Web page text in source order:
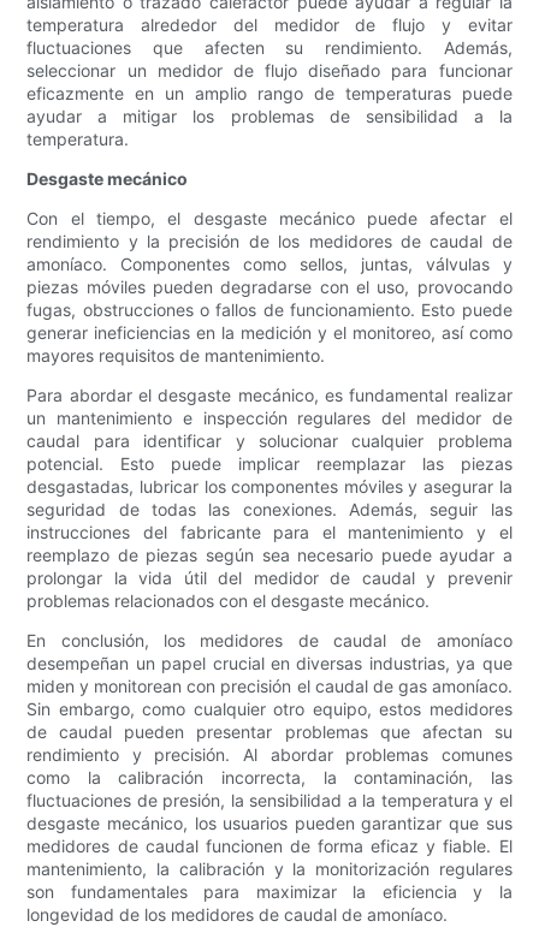
temperatura alrededor del medidor de flujo y evitar
fluctuaciones que afecten su rendimiento. Además,
seleccionar un medidor de flujo diseñado para funcionar
eficazmente en un amplio rango de temperaturas puede
ayudar a mitigar los problemas de sensibilidad a la
temperatura.
Desgaste mecánico
Con el tiempo, el desgaste mecánico puede afectar el
rendimiento y la precisión de los medidores de caudal de
amoníaco. Componentes como sellos, juntas, válvulas y
piezas móviles pueden degradarse con el uso, provocando
fugas, obstrucciones o fallos de funcionamiento. Esto puede
generar ineficiencias en la medición y el monitoreo, así como
mayores requisitos de mantenimiento.
Para abordar el desgaste mecánico, es fundamental realizar
un mantenimiento e inspección regulares del medidor de
caudal para identificar y solucionar cualquier problema
potencial. Esto puede implicar reemplazar las piezas
desgastadas, lubricar los componentes móviles y asegurar la
seguridad de todas las conexiones. Además, seguir las
instrucciones del fabricante para el mantenimiento y el
reemplazo de piezas según sea necesario puede ayudar a
prolongar la vida útil del medidor de caudal y prevenir
problemas relacionados con el desgaste mecánico.
En conclusión, los medidores de caudal de amoníaco
desempeñan un papel crucial en diversas industrias, ya que
miden y monitorean con precisión el caudal de gas amoníaco.
Sin embargo, como cualquier otro equipo, estos medidores
de caudal pueden presentar problemas que afectan su
rendimiento y precisión. Al abordar problemas comunes
como la calibración incorrecta, la contaminación, las
fluctuaciones de presión, la sensibilidad a la temperatura y el
desgaste mecánico, los usuarios pueden garantizar que sus
medidores de caudal funcionen de forma eficaz y fiable. El
mantenimiento, la calibración y la monitorización regulares
son fundamentales para maximizar la eficiencia y la
longevidad de los medidores de caudal de amoníaco.